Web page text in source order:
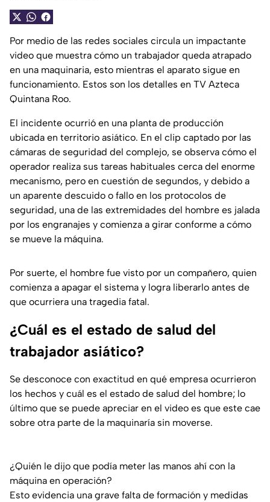
Por medio de las redes sociales circula un impactante
video que muestra cómo un trabajador queda atrapado
en una maquinaria, esto mientras el aparato sigue en
funcionamiento. Estos son los detalles en TV Azteca
Quintana Roo.
El incidente ocurrió en una planta de producción
ubicada en territorio asiático. En el clip captado por las
cámaras de seguridad del complejo, se observa cómo el
operador realiza sus tareas habituales cerca del enorme
mecanismo, pero en cuestión de segundos, y debido a
un aparente descuido o fallo en los protocolos de
seguridad, una de las extremidades del hombre es jalada
por los engranajes y comienza a girar conforme a cómo
se mueve la máquina.
Por suerte, el hombre fue visto por un compañero, quien
comienza a apagar el sistema y logra liberarlo antes de
que ocurriera una tragedia fatal.
¿Cuál es el estado de salud del
trabajador asiático?
Se desconoce con exactitud en qué empresa ocurrieron
los hechos y cuál es el estado de salud del hombre; lo
último que se puede apreciar en el video es que este cae
sobre otra parte de la maquinaría sin moverse.
¿Quién le dijo que podía meter las manos ahí con la
máquina en operación?
Esto evidencia una grave falta de formación y medidas